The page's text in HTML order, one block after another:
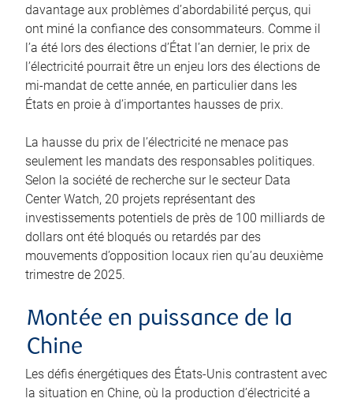
davantage aux problèmes d’abordabilité perçus, qui
ont miné la confiance des consommateurs. Comme il
l’a été lors des élections d’État l’an dernier, le prix de
l’électricité pourrait être un enjeu lors des élections de
mi-mandat de cette année, en particulier dans les
États en proie à d’importantes hausses de prix.
La hausse du prix de l’électricité ne menace pas
seulement les mandats des responsables politiques.
Selon la société de recherche sur le secteur Data
Center Watch, 20 projets représentant des
investissements potentiels de près de 100 milliards de
dollars ont été bloqués ou retardés par des
mouvements d’opposition locaux rien qu’au deuxième
trimestre de 2025.
Montée en puissance de la
Chine
Les défis énergétiques des États-Unis contrastent avec
la situation en Chine, où la production d’électricité a